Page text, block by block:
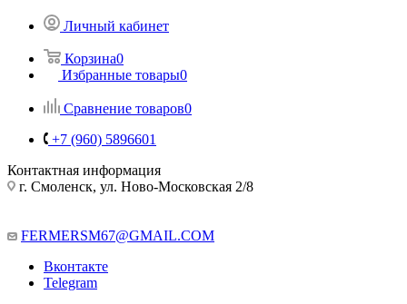
Личный кабинет
Корзина0
Избранные товары0
Сравнение товаров0
+7 (960) 5896601
Контактная информация
г. Смоленск, ул. Ново-Московская 2/8
FERMERSM67@GMAIL.COM
Вконтакте
Telegram